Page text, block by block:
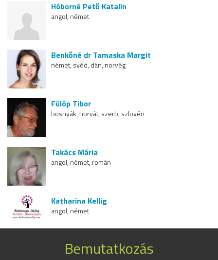
Hóborné Pető Katalin
angol, német
Benkőné dr Tamaska Margit
német, svéd, dán, norvég
Fülöp Tibor
bosnyák, horvát, szerb, szlovén
Takács Mária
angol, német, román
Katharina Kellig
angol, német
Bemutatkozás